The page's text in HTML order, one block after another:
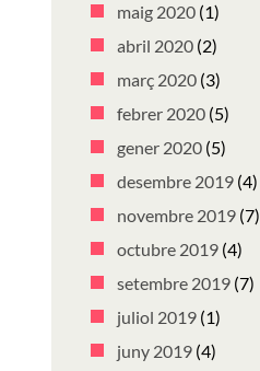
maig 2020 (1)
abril 2020 (2)
març 2020 (3)
febrer 2020 (5)
gener 2020 (5)
desembre 2019 (4)
novembre 2019 (7)
octubre 2019 (4)
setembre 2019 (7)
juliol 2019 (1)
juny 2019 (4)